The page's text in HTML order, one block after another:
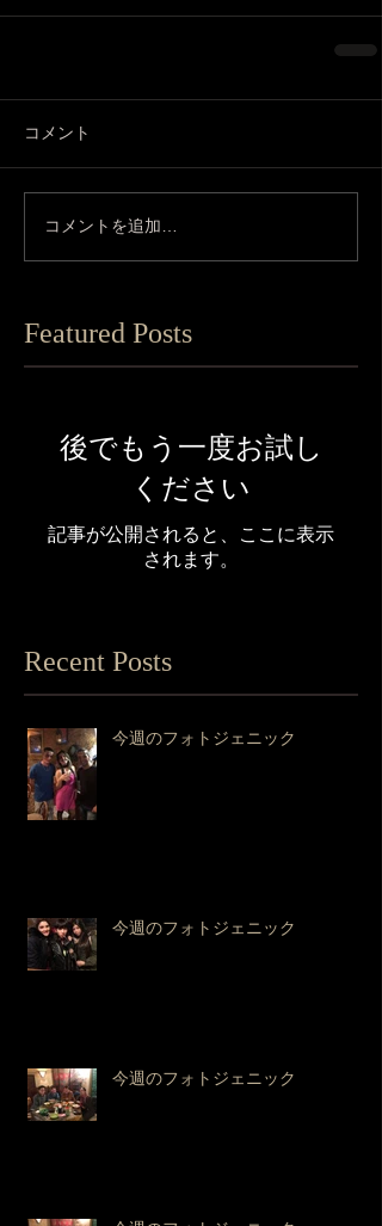
コメント
コメントを追加…
Featured Posts
後でもう一度お試し
ください
記事が公開されると、ここに表示
されます。
Recent Posts
今週のフォトジェニック
今週のフォトジェニック
今週のフォトジェニック